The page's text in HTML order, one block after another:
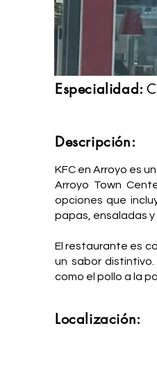
Especialidad:
Descripción:
KFC en Arroyo es
Arroyo Town
opciones que
papas, ensaladas y
El restaurante es
un sabor
como el pollo a la
Localización: